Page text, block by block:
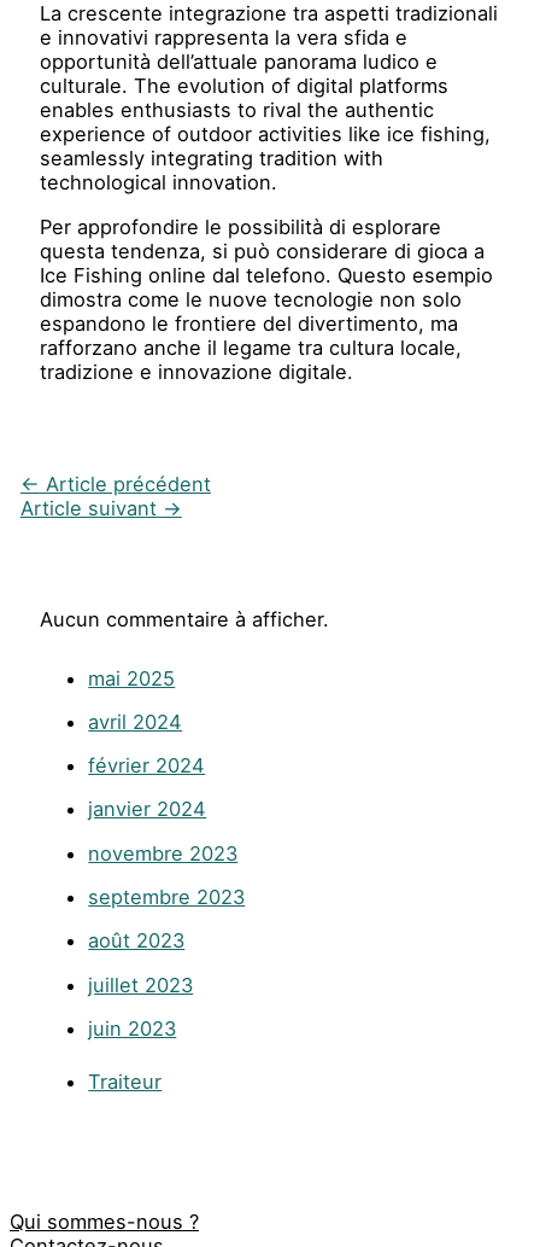
La crescente integrazione tra aspetti tradizionali
e innovativi rappresenta la vera sfida e
opportunità dell’attuale panorama ludico e
culturale. The evolution of digital platforms
enables enthusiasts to rival the authentic
experience of outdoor activities like ice fishing,
seamlessly integrating tradition with
technological innovation.
Per approfondire le possibilità di esplorare
questa tendenza, si può considerare di gioca a
Ice Fishing online dal telefono. Questo esempio
dimostra come le nuove tecnologie non solo
espandono le frontiere del divertimento, ma
rafforzano anche il legame tra cultura locale,
tradizione e innovazione digitale.
← Article précédent
Article suivant →
Aucun commentaire à afficher.
mai 2025
avril 2024
février 2024
janvier 2024
novembre 2023
septembre 2023
août 2023
juillet 2023
juin 2023
Traiteur
Qui sommes-nous ?